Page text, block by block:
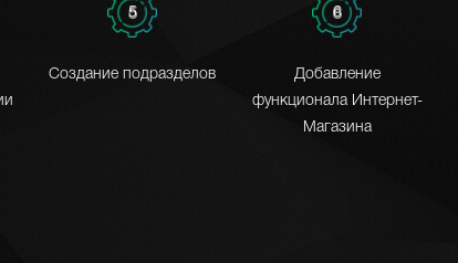
5
Создание подразделов
6
Добавление
функционала Интернет-
Магазина